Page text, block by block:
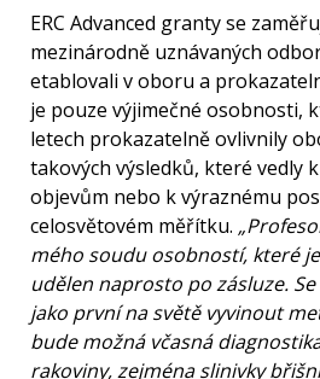
ERC Advanced granty se
mezinárodně uznávaných
etablovali v oboru a
je pouze výjimečné osobnosti,
letech prokazatelně ovlivnily
takových výsledků, které vedly
objevům nebo k výraznému
celosvětovém měřítku.
mého soudu osobností, které
udělen naprosto po zásluze.
jako první na světě vyvinout
bude možná včasná
rakoviny, zejména slinivky